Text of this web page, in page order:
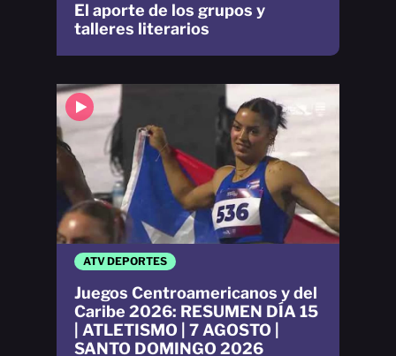
El aporte de los grupos y
talleres literarios
ATV DEPORTES
Juegos Centroamericanos y del
Caribe 2026: RESUMEN DÍA 15
| ATLETISMO | 7 AGOSTO |
SANTO DOMINGO 2026